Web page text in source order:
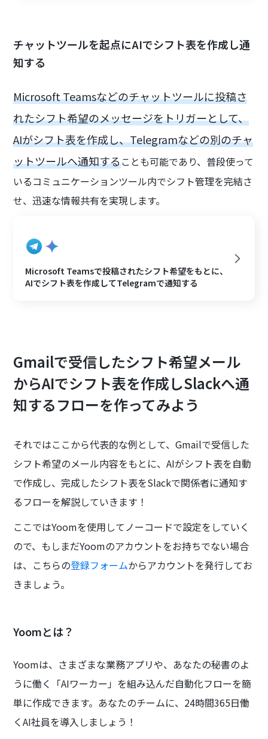
チャットツールを起点にAIでシフト表を作成し通
知する
Microsoft Teamsなどのチャットツールに投稿さ
れたシフト希望のメッセージをトリガーとして、
AIがシフト表を作成し、Telegramなどの別のチャ
ットツールへ通知することも可能であり、普段使って
いるコミュニケーションツール内でシフト管理を完結さ
せ、迅速な情報共有を実現します。
Microsoft Teamsで投稿されたシフト希望をもとに、
AIでシフト表を作成してTelegramで通知する
Gmailで受信したシフト希望メール
からAIでシフト表を作成しSlackへ通
知するフローを作ってみよう
それではここから代表的な例として、Gmailで受信した
シフト希望のメール内容をもとに、AIがシフト表を自動
で作成し、完成したシフト表をSlackで関係者に通知す
るフローを解説していきます！
ここではYoomを使用してノーコードで設定をしていく
ので、もしまだYoomのアカウントをお持ちでない場合
は、こちらの登録フォームからアカウントを発行してお
きましょう。
Yoomとは？
Yoomは、さまざまな業務アプリや、あなたの秘書のよ
うに働く「AIワーカー」を組み込んだ自動化フローを簡
単に作成できます。あなたのチームに、24時間365日働
くAI社員を導入しましょう！